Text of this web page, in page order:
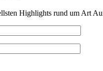
Highlights rund um Art